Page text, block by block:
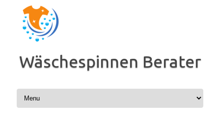
Inhalt
springen
Wäschespinnen Berater